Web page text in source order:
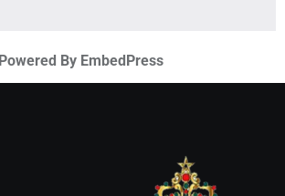
Powered By EmbedPress